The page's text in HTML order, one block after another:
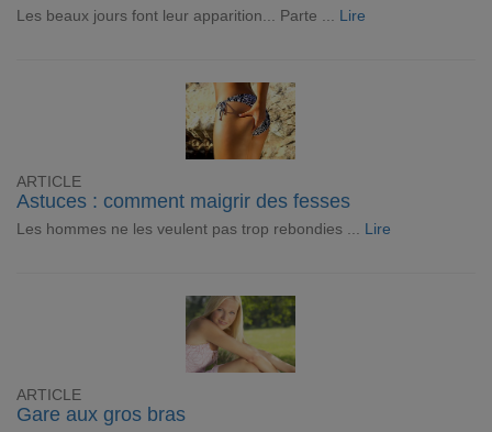
Les beaux jours font leur apparition... Parte ... Lire
ARTICLE
Astuces : comment maigrir des fesses
Les hommes ne les veulent pas trop rebondies ... Lire
ARTICLE
Gare aux gros bras